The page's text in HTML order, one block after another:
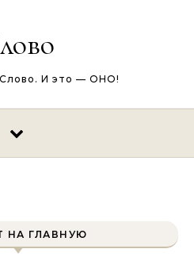
И это — ОНО!
НА ГЛАВНУЮ